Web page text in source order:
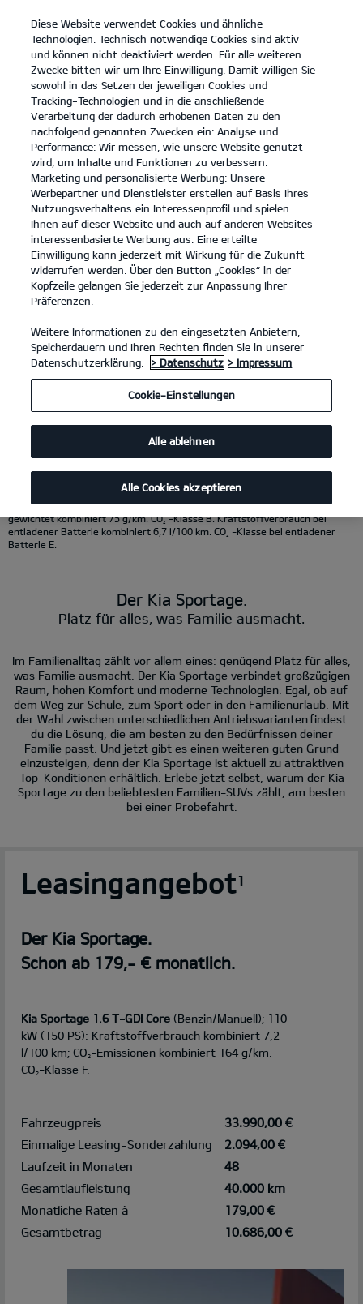
open
menu
KONTAKT
Kia Sportage 1.6 T-GDI 48V AWD DCT(Benzin/Automatik); 132 kW (180 PS):
Kraftstoffverbrauch kombiniert 7,8 l/100 km; CO -Emissionen kombiniert
177 g/km. CO -Klasse G.
Kia Sportage Hybrid 1.6 T-GDI Hybrid AWD(Benzin/Automatik); 176 kW (239
212 kW (288 PS): Kraftstoffverbrauch gewichtet kombiniert 3,3 l/100 km;
Stromverbrauch gewichtet kombiniert 11,1 kWh/100 km; CO -Emissionen
gewichtet kombiniert 75 g/km. CO2-Klasse B. Kraftstoffverbrauch bei
entladener Batterie kombiniert 6,7 l/100 km. CO2
-Klasse bei entladener
Batterie E.
Der Kia Sportage.
Platz für alles, was Familie ausmacht.
Im Familienalltag zählt vor allem eines: genügend Platz für alles,
was Familie ausmacht. Der Kia Sportage verbindet großzügigen
Raum, hohen Komfort und moderne Technologien. Egal, ob auf
dem Weg zur Schule, zum Sport oder in den Familienurlaub. Mit
der Wahl zwischen unterschiedlichen Antriebsvarianten findest
du die Lösung, die am besten zu den Bedürfnissen deiner
Familie passt. Und jetzt gibt es einen weiteren guten Grund
einzusteigen, denn der Kia Sportage ist aktuell zu attraktiven
Top-Konditionen erhältlich. Erlebe jetzt selbst, warum der Kia
Sportage zu den beliebtesten Familien-SUVs zählt, am besten
bei einer Probefahrt.
Leasingangebot1
Der Kia Sportage.
Schon ab 179,- € monatlich.
Kia Sportage 1.6 T-GDI Core (Benzin/Manuell); 110
kW (150 PS): Kraftstoffverbrauch kombiniert 7,2
l/100 km; CO2-Emissionen kombiniert 164 g/km.
CO2-Klasse F.
Fahrzeugpreis
33.990,00 €
Einmalige Leasing-Sonderzahlung
2.094,00 €
Laufzeit in Monaten
48
Gesamtlaufleistung
40.000 km
Monatliche Raten à
179,00 €
Gesamtbetrag
10.686,00 €
Diese Website verwendet Cookies und ähnliche
Technologien. Technisch notwendige Cookies sind aktiv
und können nicht deaktiviert werden. Für alle weiteren
Zwecke bitten wir um Ihre Einwilligung. Damit willigen Sie
sowohl in das Setzen der jeweiligen Cookies und
Tracking-Technologien und in die anschließende
Verarbeitung der dadurch erhobenen Daten zu den
nachfolgend genannten Zwecken ein: Analyse und
Performance: Wir messen, wie unsere Website genutzt
wird, um Inhalte und Funktionen zu verbessern.
Marketing und personalisierte Werbung: Unsere
Werbepartner und Dienstleister erstellen auf Basis Ihres
Nutzungsverhaltens ein Interessenprofil und spielen
Ihnen auf dieser Website und auch auf anderen Websites
interessenbasierte Werbung aus. Eine erteilte
Einwilligung kann jederzeit mit Wirkung für die Zukunft
widerrufen werden. Über den Button „Cookies“ in der
Kopfzeile gelangen Sie jederzeit zur Anpassung Ihrer
Präferenzen.
Weitere Informationen zu den eingesetzten Anbietern,
Speicherdauern und Ihren Rechten finden Sie in unserer
Datenschutzerklärung.
> Datenschutz > Impressum
Cookie-Einstellungen
Alle ablehnen
Alle Cookies akzeptieren